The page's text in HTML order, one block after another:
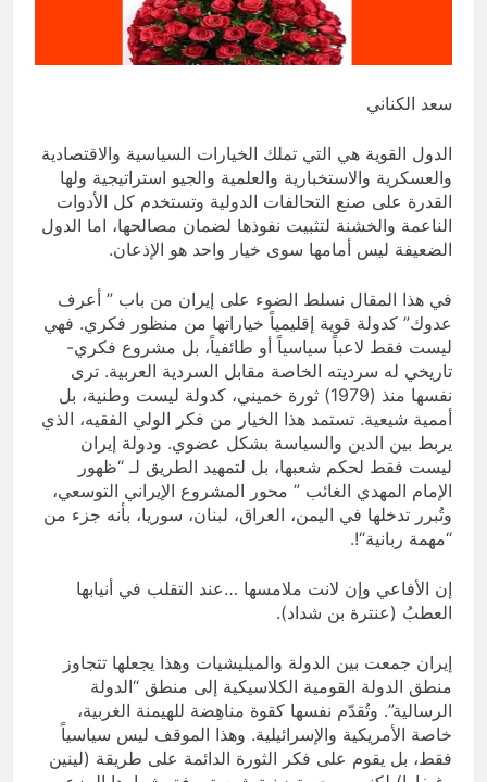
13 ساعة Ago
الانتحار / راي الفلسفة التجريدية
سعد الكناني
الدول القوية هي التي تملك الخيارات السياسية والاقتصادية
والعسكرية والاستخبارية والعلمية والجيو استراتيجية ولها
القدرة على صنع التحالفات الدولية وتستخدم كل الأدوات
الناعمة والخشنة لتثبيت نفوذها لضمان مصالحها، اما الدول
الضعيفة ليس أمامها سوى خيار واحد هو الإذعان.
في هذا المقال نسلط الضوء على إيران من باب ” أعرف
عدوك” كدولة قوية إقليمياً خياراتها من منظور فكري. فهي
ليست فقط لاعباً سياسياً أو طائفياً، بل مشروع فكري-
تاريخي له سرديته الخاصة مقابل السردية العربية. ترى
نفسها منذ (1979) ثورة خميني، كدولة ليست وطنية، بل
أممية شيعية. تستمد هذا الخيار من فكر الولي الفقيه، الذي
يربط بين الدين والسياسة بشكل عضوي. ودولة إيران
ليست فقط لحكم شعبها، بل لتمهيد الطريق لـ “ظهور
الإمام المهدي الغائب ” محور المشروع الإيراني التوسعي،
وتُبرر تدخلها في اليمن، العراق، لبنان، سوريا، بأنه جزء من
“مهمة ربانية“!.
إن الأفاعي وإن لانت ملامسها …عند التقلب في أنيابها
العطبُ (عنترة بن شداد).
إيران جمعت بين الدولة والميليشيات وهذا يجعلها تتجاوز
منطق الدولة القومية الكلاسيكية إلى منطق “الدولة
الرسالية”. وتُقدّم نفسها كقوة مناهِضة للهيمنة الغربية،
خاصة الأمريكية والإسرائيلية. وهذا الموقف ليس سياسياً
فقط، بل يقوم على فكر الثورة الدائمة على طريقة (لينين